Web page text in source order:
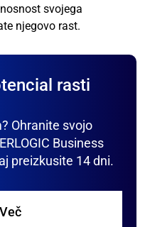
svojega
njegovo rast.
rasti
Ohranite svojo
Business
preizkusite 14 dni.